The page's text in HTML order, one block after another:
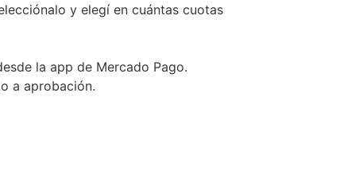
y elegí en cuántas cuotas
la app de Mercado Pago.
a aprobación.